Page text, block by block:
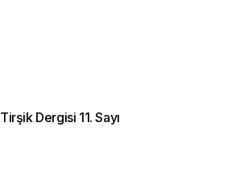
Tirşik Dergisi 11. Sayı